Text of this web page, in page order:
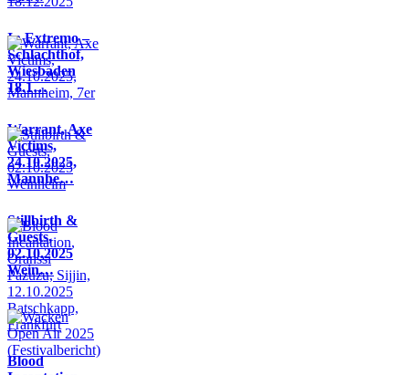
In Extremo –
Schlachthof,
Wiesbaden
18.1…
Warrant, Axe
Victims,
24.10.2025,
Mannhe…
Stillbirth &
Guests,
02.10.2025
Wein…
Blood